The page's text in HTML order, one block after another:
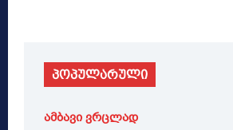
პოპულარული
ამბავი ვრცლად